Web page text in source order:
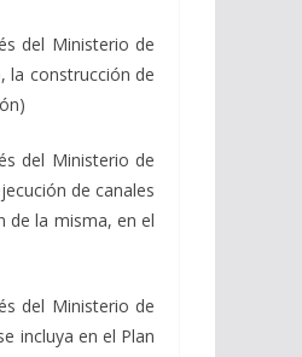
del Ministerio de
la construcción de
del Ministerio de
de canales
de la misma, en el
del Ministerio de
incluya en el Plan